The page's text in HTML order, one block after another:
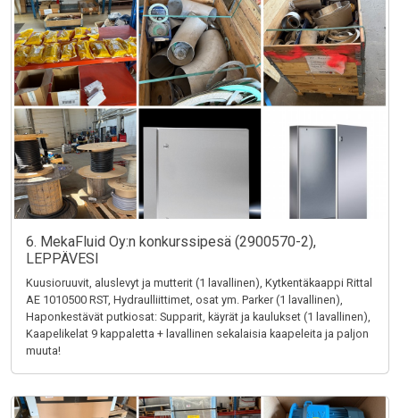
6. MekaFluid Oy:n konkurssipesä (2900570-2),
LEPPÄVESI
Kuusioruuvit, aluslevyt ja mutterit (1 lavallinen), Kytkentäkaappi Rittal
AE 1010500 RST, Hydraulliittimet, osat ym. Parker (1 lavallinen),
Haponkestävät putkiosat: Supparit, käyrät ja kaulukset (1 lavallinen),
Kaapelikelat 9 kappaletta + lavallinen sekalaisia kaapeleita ja paljon
muuta!